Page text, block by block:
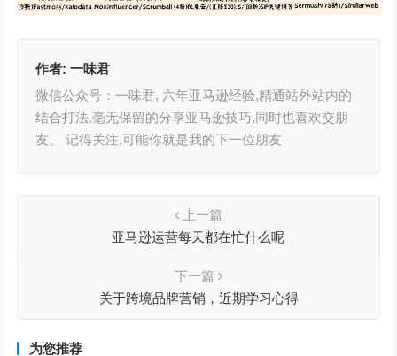
作者:一味君
微信公众号：一味君, 六年亚马逊经验,精通站外站内的
结合打法,毫无保留的分享亚马逊技巧,同时也喜欢交朋
友。 记得关注,可能你就是我的下一位朋友
上一篇
亚马逊运营每天都在忙什么呢
下一篇
关于跨境品牌营销，近期学习心得
为您推荐